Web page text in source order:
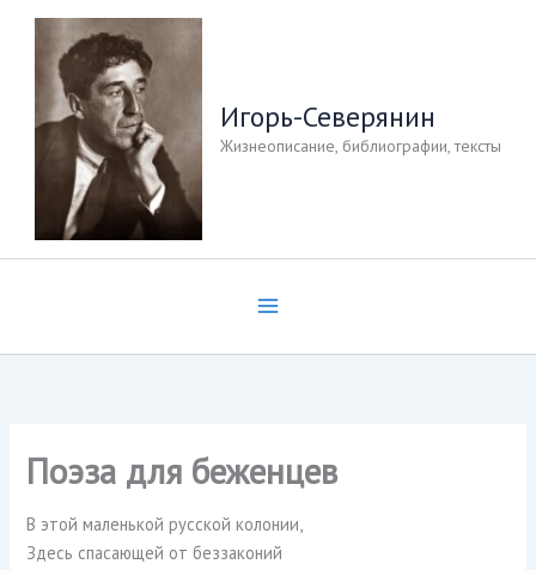
Перейти
содержимому
Игорь-Северянин
Жизнеописание, библиографии, тексты
Поэза для беженцев
В этой маленькой русской колонии,
Здесь спасающей от беззаконий